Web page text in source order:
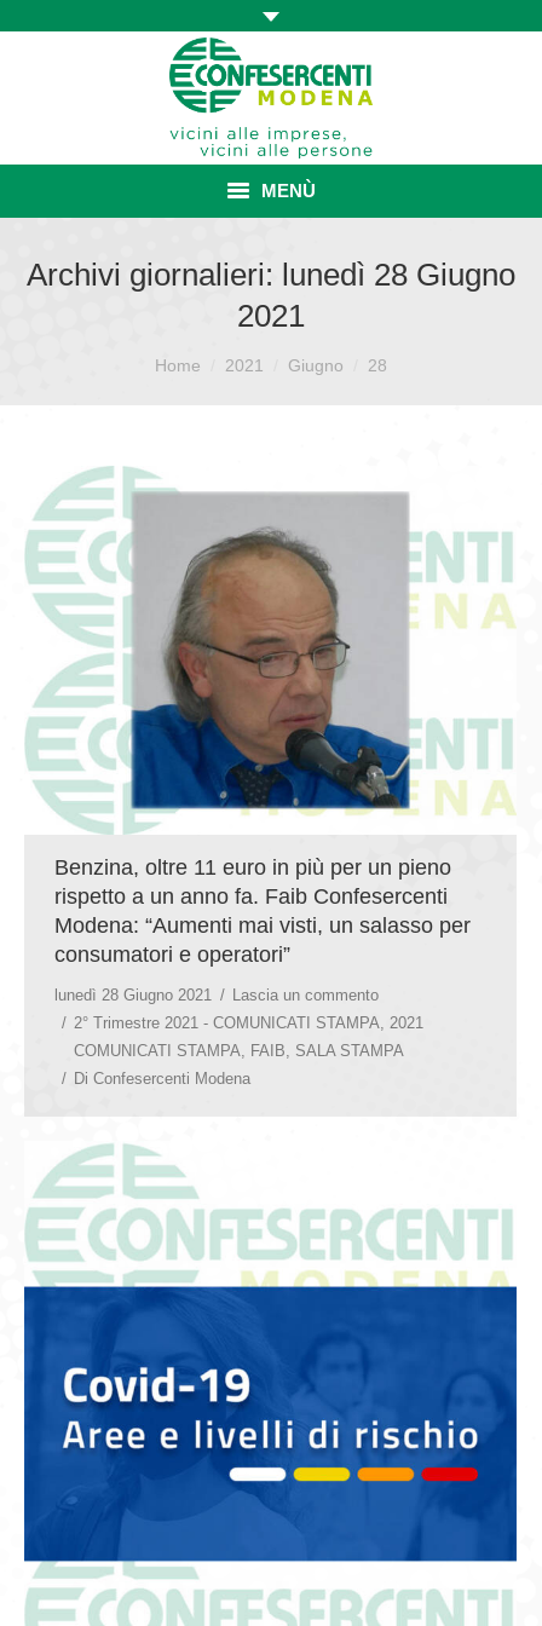
MENÙ
ASSOCIAZIONE
ISCRIZIONE E VANTAGGI
CATEGORIE SINDACALI
SERVIZI
GIOVEDÌ GASTRONOMICI
COMUNICATI E NEWS
CONTATTI
Archivi giornalieri: lunedì 28 Giugno
2021
Home 2021 Giugno 28
Benzina, oltre 11 euro in più per un pieno
rispetto a un anno fa. Faib Confesercenti
Modena: “Aumenti mai visti, un salasso per
consumatori e operatori”
lunedì 28 Giugno 2021
Lascia un commento
2° Trimestre 2021 - COMUNICATI STAMPA, 2021
COMUNICATI STAMPA, FAIB, SALA STAMPA
Di Confesercenti Modena